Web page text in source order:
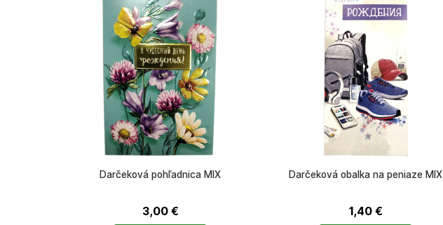
Darčeková pohľadnica MIX
3,00 €
Darčeková obalka na peniaze MIX
1,40 €